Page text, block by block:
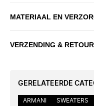
MATERIAAL EN
VERZENDING &
GERELATEERDE
ARMANI SWEATERS